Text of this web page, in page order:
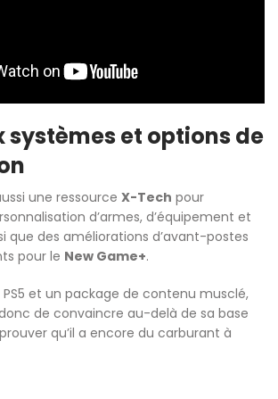
systèmes et options de
une ressource X-Tech pour
d’armes, d’équipement et
que des améliorations d’avant-postes
pour le New Game+.
et un package de contenu musclé,
de convaincre au-delà de sa base
qu’il a encore du carburant à